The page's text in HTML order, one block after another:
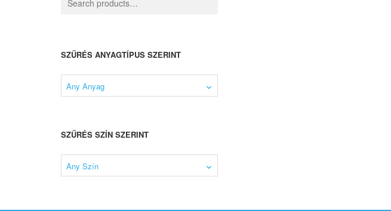
SZŰRÉS ANYAGTÍPUS SZERINT
Any Anyag
SZŰRÉS SZÍN SZERINT
Any Szín